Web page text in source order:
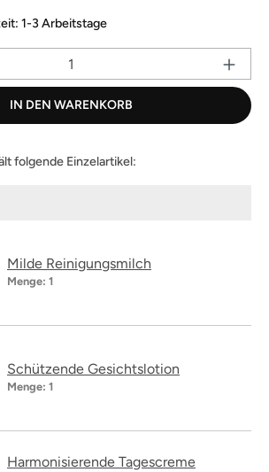
1-3 Arbeitstage
IN DEN WARENKORB
folgende Einzelartikel:
Milde Reinigungsmilch
Menge: 1
Schützende Gesichtslotion
Menge: 1
Harmonisierende Tagescreme